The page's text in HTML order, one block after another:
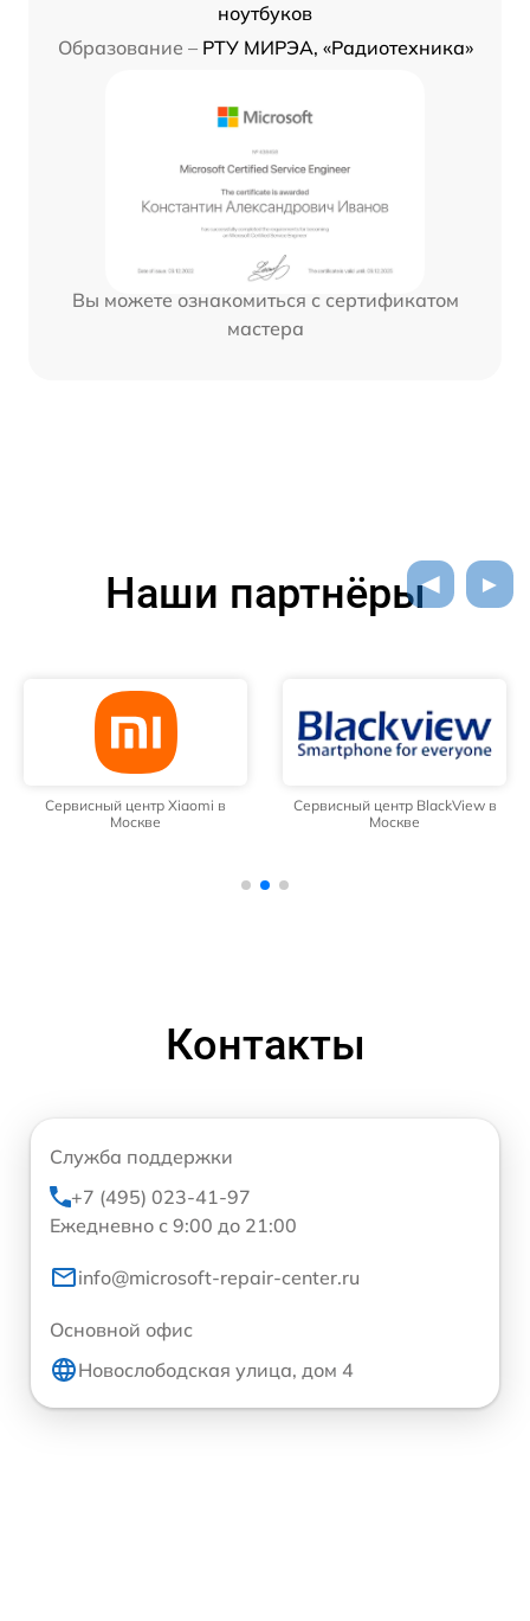
ноутбуков
Образование – РТУ МИРЭА, «Радиотехника»
Вы можете ознакомиться с сертификатом
мастера
Наши партнёры
Сервисный центр Xiaomi в
Москве
Сервисный центр BlackView в
Москве
Контакты
Служба поддержки
+7 (495) 023-41-97
Ежедневно с 9:00 до 21:00
info@microsoft-repair-center.ru
Основной офис
Новослободская улица, дом 4